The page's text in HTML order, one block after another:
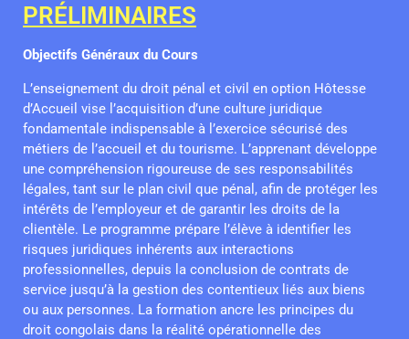
PRÉLIMINAIRES
Objectifs Généraux du Cours
L’enseignement du droit pénal et civil en option Hôtesse
d’Accueil vise l’acquisition d’une culture juridique
fondamentale indispensable à l’exercice sécurisé des
métiers de l’accueil et du tourisme. L’apprenant développe
une compréhension rigoureuse de ses responsabilités
légales, tant sur le plan civil que pénal, afin de protéger les
intérêts de l’employeur et de garantir les droits de la
clientèle. Le programme prépare l’élève à identifier les
risques juridiques inhérents aux interactions
professionnelles, depuis la conclusion de contrats de
service jusqu’à la gestion des contentieux liés aux biens
ou aux personnes. La formation ancre les principes du
droit congolais dans la réalité opérationnelle des